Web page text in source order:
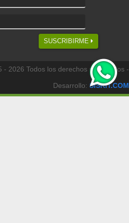
SUSCRIBIRME
- 2026 Todos los derechos reservados -
Desarrollo: SISKIT.COM